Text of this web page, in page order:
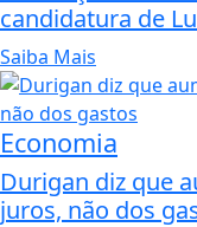
candidatura de
Saiba Mais
Economia
Durigan diz que
juros, não dos